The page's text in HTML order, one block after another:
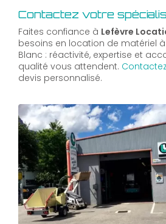
Contactez votre
Faites confiance à Lefèvre
besoins en location de matériel
Blanc : réactivité, expertise et
qualité vous attendent.
devis personnalisé.